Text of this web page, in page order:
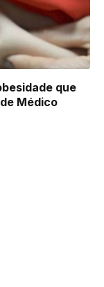
que
Médico